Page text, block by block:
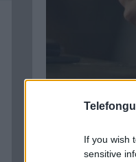
If you wish
sensitive